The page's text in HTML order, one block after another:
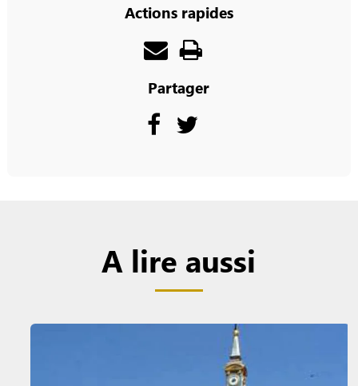
Actions rapides
Partager
A lire aussi